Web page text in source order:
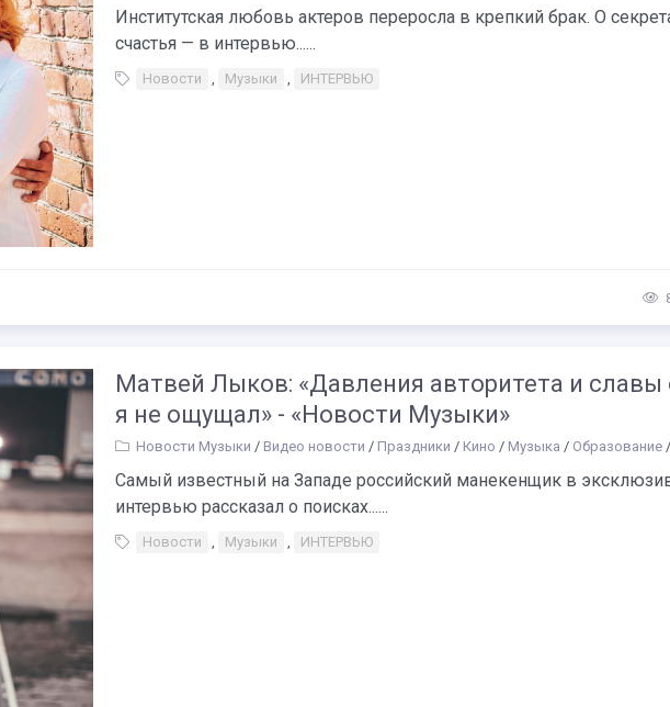
Институтская любовь актеров переросла в крепкий брак. О
счастья — в интервью......
Новости , Музыки , ИНТЕРВЬЮ
Матвей Лыков: «Давления авторитета и славы
я не ощущал» - «Новости Музыки»
Новости Музыки / Видео новости / Праздники / Кино / Музыка / Образование /
Самый известный на Западе российский манекенщик в
интервью рассказал о поисках......
Новости , Музыки , ИНТЕРВЬЮ